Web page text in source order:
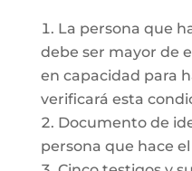
La persona que
debe ser mayor de
en capacidad para
verificará esta
Documento de
persona que hace